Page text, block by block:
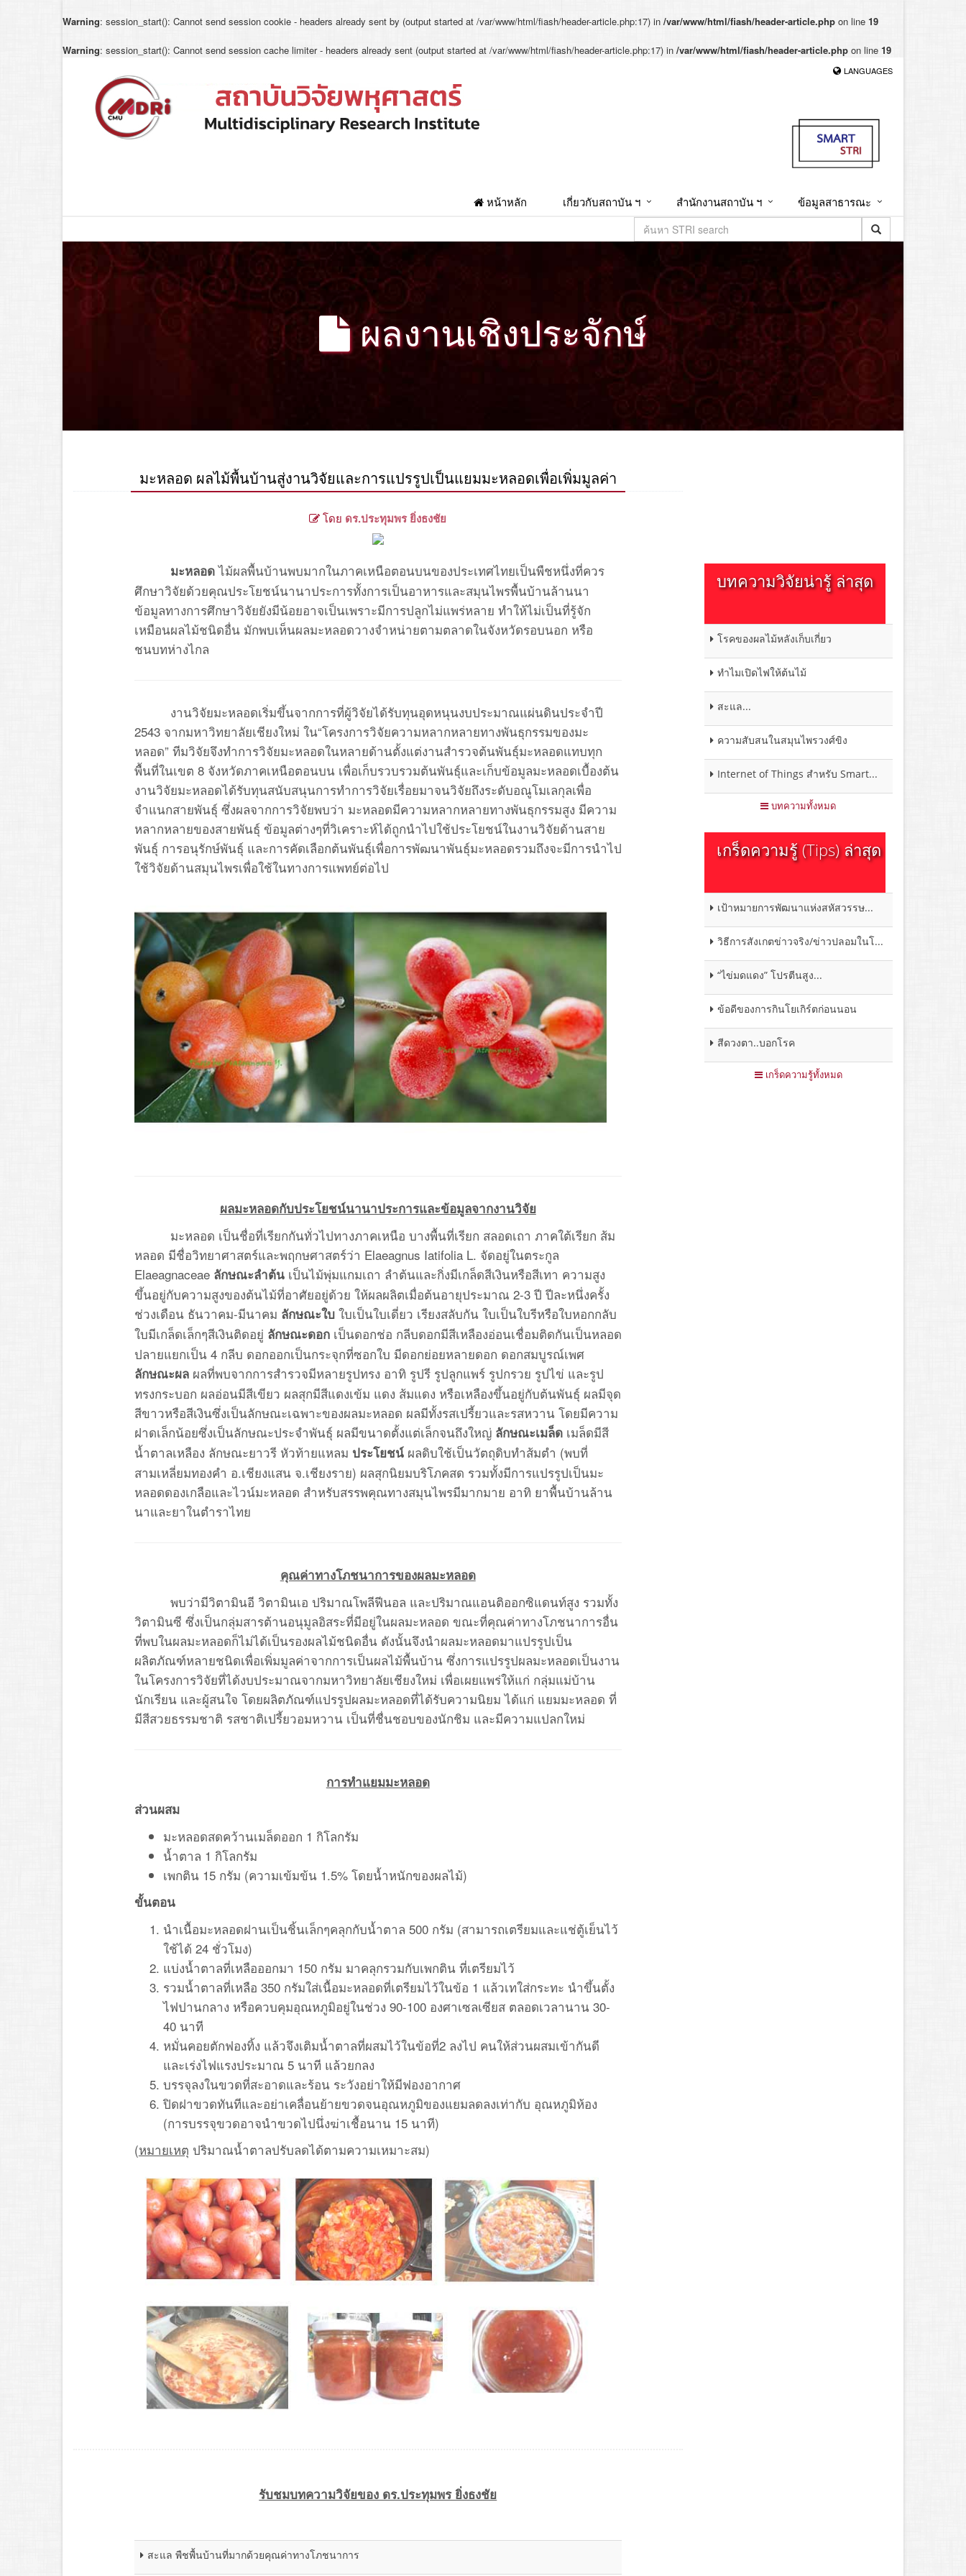
Warning: session_start(): Cannot send session cookie - headers already sent by (output started at /var/www/html/fiash/header-article.php:17) in /var/www/html/fiash/header-article.php on line 19
Warning: session_start(): Cannot send session cache limiter - headers already sent (output started at /var/www/html/fiash/header-article.php:17) in /var/www/html/fiash/header-article.php on line 19
LANGUAGES
หน้าหลัก เกี่ยวกับสถาบัน ฯ สำนักงานสถาบัน ฯ ข้อมูลสาธารณะ
ผลงานเชิงประจักษ์
มะหลอด ผลไม้พื้นบ้านสู่งานวิจัยและการแปรรูปเป็นแยมมะหลอดเพื่อเพิ่มมูลค่า
โดย ดร.ประทุมพร ยิ่งธงชัย
มะหลอดไม้ผลพื้นบ้านพบมากในภาคเหนือตอนบนของประเทศไทยเป็นพืชหนึ่งที่ควร
ศึกษาวิจัยด้วยคุณประโยชน์นานาประการทั้งการเป็นอาหารและสมุนไพรพื้นบ้านล้านนา
ข้อมูลทางการศึกษาวิจัยยังมีน้อยอาจเป็นเพราะมีการปลูกไม่แพร่หลาย ทำให้ไม่เป็นที่รู้จัก
เหมือนผลไม้ชนิดอื่น มักพบเห็นผลมะหลอดวางจำหน่ายตามตลาดในจังหวัดรอบนอก หรือ
ชนบทห่างไกล
งานวิจัยมะหลอดเริ่มขึ้นจากการที่ผู้วิจัยได้รับทุนอุดหนุนงบประมาณแผ่นดินประจำปี
2543 จากมหาวิทยาลัยเชียงใหม่ ใน“โครงการวิจัยความหลากหลายทางพันธุกรรมของมะ
หลอด” ทีมวิจัยจึงทำการวิจัยมะหลอดในหลายด้านตั้งแต่งานสำรวจต้นพันธุ์มะหลอดแทบทุก
พื้นที่ในเขต 8 จังหวัดภาคเหนือตอนบน เพื่อเก็บรวบรวมต้นพันธุ์และเก็บข้อมูลมะหลอดเบื้องต้น
งานวิจัยมะหลอดได้รับทุนสนับสนุนการทำการวิจัยเรื่อยมาจนวิจัยถึงระดับอณูโมเลกุลเพื่อ
จำแนกสายพันธุ์ ซึ่งผลจากการวิจัยพบว่า มะหลอดมีความหลากหลายทางพันธุกรรมสูง มีความ
หลากหลายของสายพันธุ์ ข้อมูลต่างๆที่วิเคราะห์ได้ถูกนำไปใช้ประโยชน์ในงานวิจัยด้านสาย
พันธุ์ การอนุรักษ์พันธุ์ และการคัดเลือกต้นพันธุ์เพื่อการพัฒนาพันธุ์มะหลอดรวมถึงจะมีการนำไป
ใช้วิจัยด้านสมุนไพรเพื่อใช้ในทางการแพทย์ต่อไป
ผลมะหลอดกับประโยชน์นานาประการและข้อมูลจากงานวิจัย
มะหลอด เป็นชื่อที่เรียกกันทั่วไปทางภาคเหนือ บางพื้นที่เรียก สลอดเถา ภาคใต้เรียก ส้ม
หลอด มีชื่อวิทยาศาสตร์และพฤกษศาสตร์ว่า Elaeagnus Iatifolia L. จัดอยู่ในตระกูล
Elaeagnaceae ลักษณะลำต้นเป็นไม้พุ่มแกมเถา ลำต้นและกิ่งมีเกล็ดสีเงินหรือสีเทา ความสูง
ขึ้นอยู่กับความสูงของต้นไม้ที่อาศัยอยู่ด้วย ให้ผลผลิตเมื่อต้นอายุประมาณ 2-3 ปี ปีละหนึ่งครั้ง
ช่วงเดือน ธันวาคม-มีนาคม ลักษณะใบใบเป็นใบเดี่ยว เรียงสลับกัน ใบเป็นใบรีหรือใบหอกกลับ
ใบมีเกล็ดเล็กๆสีเงินติดอยู่ ลักษณะดอกเป็นดอกช่อ กลีบดอกมีสีเหลืองอ่อนเชื่อมติดกันเป็นหลอด
ปลายแยกเป็น 4 กลีบ ดอกออกเป็นกระจุกที่ซอกใบ มีดอกย่อยหลายดอก ดอกสมบูรณ์เพศ
ลักษณะผลผลที่พบจากการสำรวจมีหลายรูปทรง อาทิ รูปรี รูปลูกแพร์ รูปกรวย รูปไข่ และรูป
ทรงกระบอก ผลอ่อนมีสีเขียว ผลสุกมีสีแดงเข้ม แดง ส้มแดง หรือเหลืองขึ้นอยู่กับต้นพันธุ์ ผลมีจุด
สีขาวหรือสีเงินซึ่งเป็นลักษณะเฉพาะของผลมะหลอด ผลมีทั้งรสเปรี้ยวและรสหวาน โดยมีความ
ฝาดเล็กน้อยซึ่งเป็นลักษณะประจำพันธุ์ ผลมีขนาดตั้งแต่เล็กจนถึงใหญ่ ลักษณะเมล็ดเมล็ดมีสี
น้ำตาลเหลือง ลักษณะยาวรี หัวท้ายแหลม ประโยชน์ผลดิบใช้เป็นวัตถุดิบทำส้มตำ (พบที่
สามเหลี่ยมทองคำ อ.เชียงแสน จ.เชียงราย) ผลสุกนิยมบริโภคสด รวมทั้งมีการแปรรูปเป็นมะ
หลอดดองเกลือและไวน์มะหลอด สำหรับสรรพคุณทางสมุนไพรมีมากมาย อาทิ ยาพื้นบ้านล้าน
นาและยาในตำราไทย
คุณค่าทางโภชนาการของผลมะหลอด
พบว่ามีวิตามินอี วิตามินเอ ปริมาณโพลีฟีนอล และปริมาณแอนติออกซิแดนท์สูง รวมทั้ง
วิตามินซี ซึ่งเป็นกลุ่มสารต้านอนุมูลอิสระที่มีอยู่ในผลมะหลอด ขณะที่คุณค่าทางโภชนาการอื่น
ที่พบในผลมะหลอดก็ไม่ได้เป็นรองผลไม้ชนิดอื่น ดังนั้นจึงนำผลมะหลอดมาแปรรูปเป็น
ผลิตภัณฑ์หลายชนิดเพื่อเพิ่มมูลค่าจากการเป็นผลไม้พื้นบ้าน ซึ่งการแปรรูปผลมะหลอดเป็นงาน
ในโครงการวิจัยที่ได้งบประมาณจากมหาวิทยาลัยเชียงใหม่ เพื่อเผยแพร่ให้แก่ กลุ่มแม่บ้าน
นักเรียน และผู้สนใจ โดยผลิตภัณฑ์แปรรูปผลมะหลอดที่ได้รับความนิยม ได้แก่ แยมมะหลอด ที่
มีสีสวยธรรมชาติ รสชาติเปรี้ยวอมหวาน เป็นที่ชื่นชอบของนักชิม และมีความแปลกใหม่
การทำแยมมะหลอด
ส่วนผสม
มะหลอดสดคว้านเมล็ดออก 1 กิโลกรัม
น้ำตาล 1 กิโลกรัม
เพกติน 15 กรัม (ความเข้มข้น 1.5% โดยน้ำหนักของผลไม้)
ขั้นตอน
นำเนื้อมะหลอดฝานเป็นชิ้นเล็กๆคลุกกับน้ำตาล 500 กรัม (สามารถเตรียมและแช่ตู้เย็นไว้
ใช้ได้ 24 ชั่วโมง)
แบ่งน้ำตาลที่เหลือออกมา 150 กรัม มาคลุกรวมกับเพกติน ที่เตรียมไว้
รวมน้ำตาลที่เหลือ 350 กรัมใส่เนื้อมะหลอดที่เตรียมไว้ในข้อ 1 แล้วเทใส่กระทะ นำขึ้นตั้ง
ไฟปานกลาง หรือควบคุมอุณหภูมิอยู่ในช่วง 90-100 องศาเซลเซียส ตลอดเวลานาน 30-
40 นาที
หมั่นคอยตักฟองทิ้ง แล้วจึงเติมน้ำตาลที่ผสมไว้ในข้อที่2 ลงไป คนให้ส่วนผสมเข้ากันดี
และเร่งไฟแรงประมาณ 5 นาที แล้วยกลง
บรรจุลงในขวดที่สะอาดและร้อน ระวังอย่าให้มีฟองอากาศ
ปิดฝาขวดทันทีและอย่าเคลื่อนย้ายขวดจนอุณหภูมิของแยมลดลงเท่ากับ อุณหภูมิห้อง
(การบรรจุขวดอาจนำขวดไปนึ่งฆ่าเชื้อนาน 15 นาที)
(หมายเหตุ ปริมาณน้ำตาลปรับลดได้ตามความเหมาะสม)
รับชมบทความวิจัยของ ดร.ประทุมพร ยิ่งธงชัย
สะแล พืชพื้นบ้านที่มากด้วยคุณค่าทางโภชนาการ
บทความวิจัยน่ารู้ ล่าสุด
โรคของผลไม้หลังเก็บเกี่ยว
ทำไมเปิดไฟให้ต้นไม้
สะแล...
ความสับสนในสมุนไพรวงศ์ขิง
Internet of Things สำหรับ Smart...
บทความทั้งหมด
เกร็ดความรู้ (Tips) ล่าสุด
เป้าหมายการพัฒนาแห่งสหัสวรรษ...
วิธีการสังเกตข่าวจริง/ข่าวปลอมในโ...
“ไข่มดแดง” โปรตีนสูง...
ข้อดีของการกินโยเกิร์ตก่อนนอน
สีดวงตา..บอกโรค
เกร็ดความรู้ทั้งหมด